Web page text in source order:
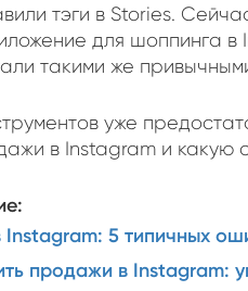
тэги в Stories.
для шоппинга
такими же
уже
в Instagram и какую
:
5 типичных
продажи в Instagram: